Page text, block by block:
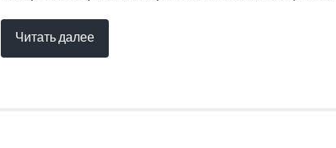
Читать далее